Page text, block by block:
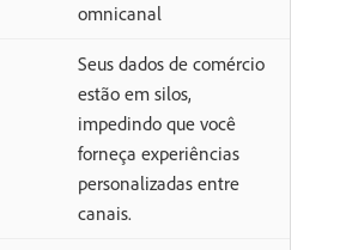
omnicanal
Seus dados de comércio
estão em silos,
impedindo que você
forneça experiências
personalizadas entre
canais.